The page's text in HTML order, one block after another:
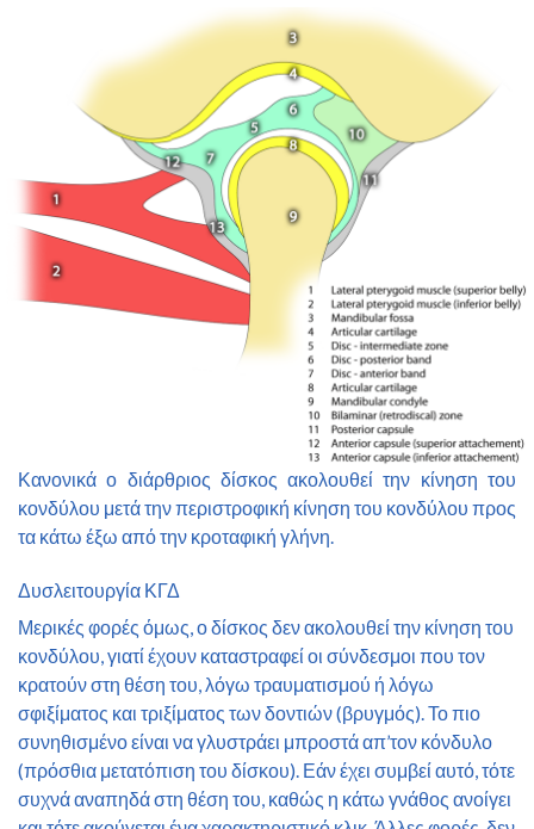
Κανονικά ο διάρθριος δίσκος ακολουθεί την κίνηση του
κονδύλου μετά την περιστροφική κίνηση του κονδύλου προς
τα κάτω έξω από την κροταφική γλήνη.
Δυσλειτουργία ΚΓΔ
Μερικές φορές όμως, ο δίσκος δεν ακολουθεί την κίνηση του
κονδύλου, γιατί έχουν καταστραφεί οι σύνδεσμοι που τον
κρατούν στη θέση του, λόγω τραυματισμού ή λόγω
σφιξίματος και τριξίματος των δοντιών (βρυγμός). Το πιο
συνηθισμένο είναι να γλυστράει μπροστά απ’τον κόνδυλο
(πρόσθια μετατόπιση του δίσκου). Εάν έχει συμβεί αυτό, τότε
συχνά αναπηδά στη θέση του, καθώς η κάτω γνάθος ανοίγει